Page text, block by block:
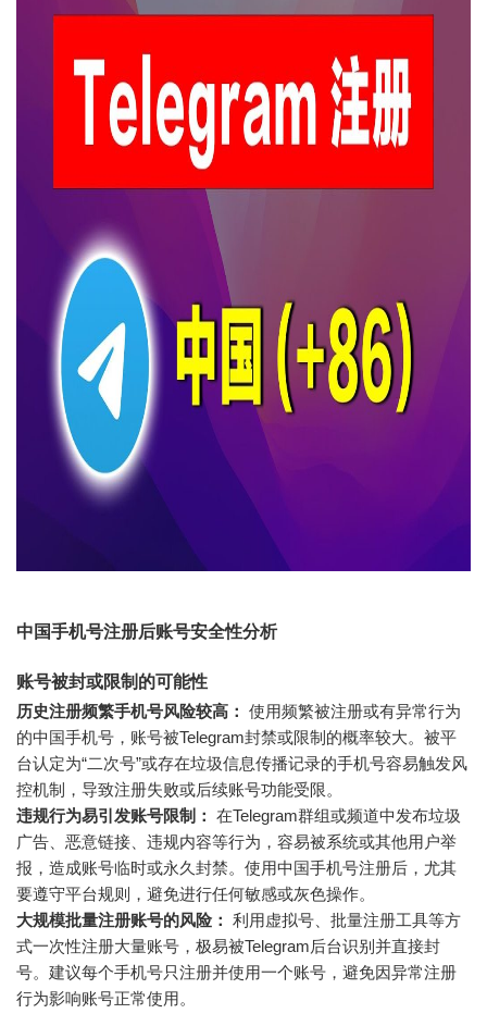
中国手机号注册后账号安全性分析
账号被封或限制的可能性
历史注册频繁手机号风险较高： 使用频繁被注册或有异常行为
的中国手机号，账号被Telegram封禁或限制的概率较大。被平
台认定为“二次号”或存在垃圾信息传播记录的手机号容易触发风
控机制，导致注册失败或后续账号功能受限。
违规行为易引发账号限制： 在Telegram群组或频道中发布垃圾
广告、恶意链接、违规内容等行为，容易被系统或其他用户举
报，造成账号临时或永久封禁。使用中国手机号注册后，尤其
要遵守平台规则，避免进行任何敏感或灰色操作。
大规模批量注册账号的风险： 利用虚拟号、批量注册工具等方
式一次性注册大量账号，极易被Telegram后台识别并直接封
号。建议每个手机号只注册并使用一个账号，避免因异常注册
行为影响账号正常使用。